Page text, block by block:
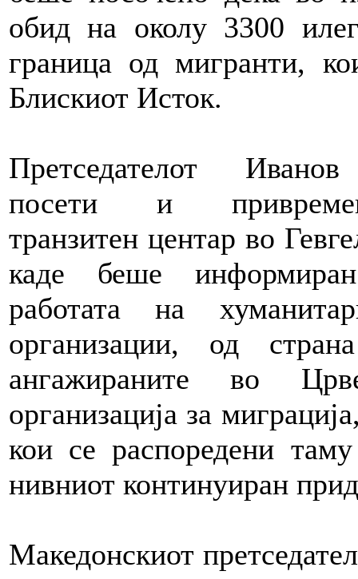
обид на околу 3300
граница од мигранти,
Блискиот Исток.
Претседателот
посети и
транзитен центар во
каде беше
работата на
организации, од
ангажираните во
организација за
кои се распоредени
нивниот континуиран
Македонскиот